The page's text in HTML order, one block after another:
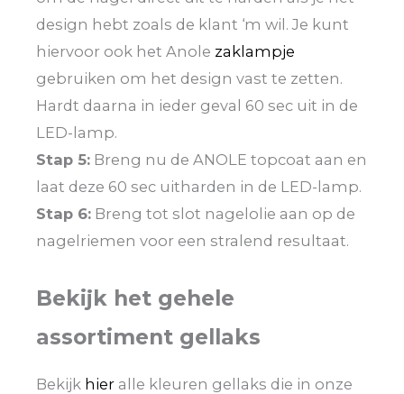
design hebt zoals de klant ‘m wil. Je kunt
hiervoor ook het Anole zaklampje
gebruiken om het design vast te zetten.
Hardt daarna in ieder geval 60 sec uit in de
LED-lamp.
Stap 5: Breng nu de ANOLE topcoat aan en
laat deze 60 sec uitharden in de LED-lamp.
Stap 6: Breng tot slot nagelolie aan op de
nagelriemen voor een stralend resultaat.
Bekijk het gehele
assortiment gellaks
Bekijk hier alle kleuren gellaks die in onze